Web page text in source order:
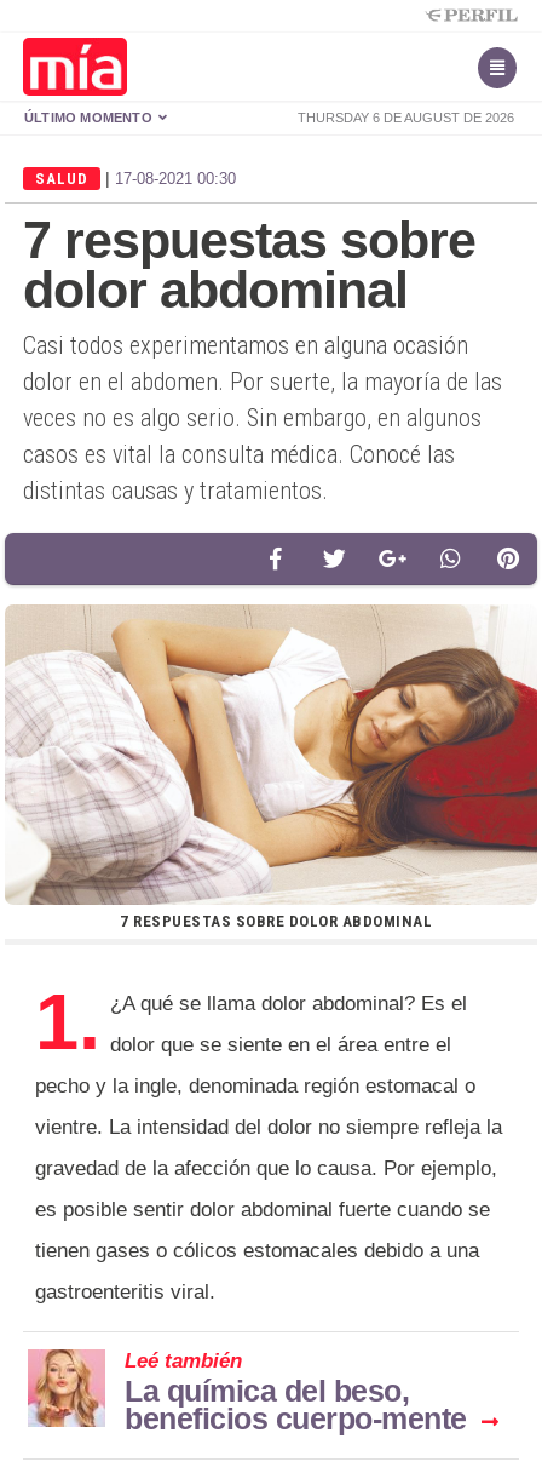
THURSDAY 6 DE AUGUST DE 2026
ÚLTIMO MOMENTO
SALUD | 17-08-2021 00:30
7 respuestas sobre
dolor abdominal
Casi todos experimentamos en alguna ocasión
dolor en el abdomen. Por suerte, la mayoría de las
veces no es algo serio. Sin embargo, en algunos
casos es vital la consulta médica. Conocé las
distintas causas y tratamientos.
7 RESPUESTAS SOBRE DOLOR ABDOMINAL
1.
¿A qué se llama dolor abdominal? Es el
dolor que se siente en el área entre el
pecho y la ingle, denominada región estomacal o
vientre. La intensidad del dolor no siempre refleja la
gravedad de la afección que lo causa. Por ejemplo,
es posible sentir dolor abdominal fuerte cuando se
tienen gases o cólicos estomacales debido a una
gastroenteritis viral.
Leé también
La química del beso,
beneficios cuerpo-mente